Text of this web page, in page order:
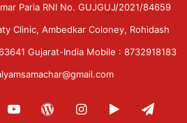
Paria RNI No. GUJGUJ/2021/84659
Clinic, Ambedkar Coloney, Rohidash
Gujarat-India Mobile : 8732918183
YouTubeWordPressInstagram
Google